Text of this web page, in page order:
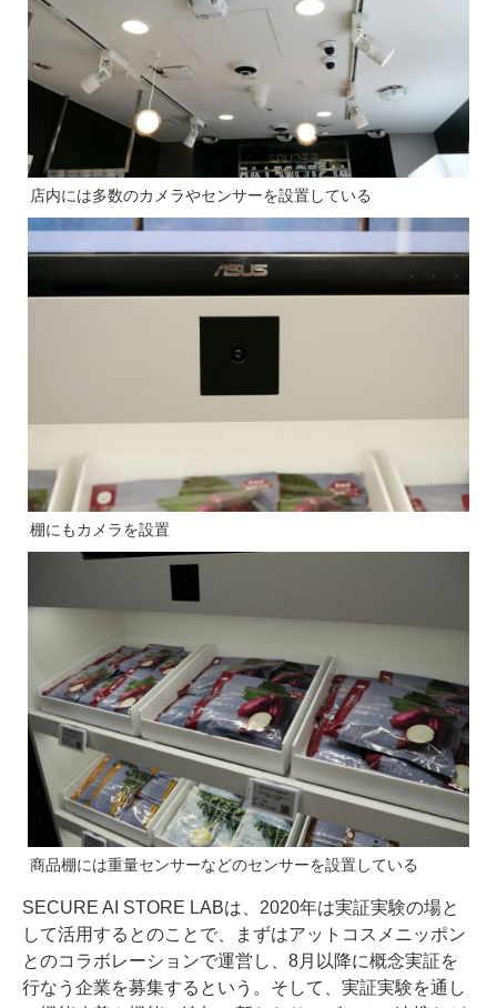
店内には多数のカメラやセンサーを設置している
棚にもカメラを設置
商品棚には重量センサーなどのセンサーを設置している
SECURE AI STORE LABは、2020年は実証実験の場と
して活用するとのことで、まずはアットコスメニッポン
とのコラボレーションで運営し、8月以降に概念実証を
行なう企業を募集するという。そして、実証実験を通し